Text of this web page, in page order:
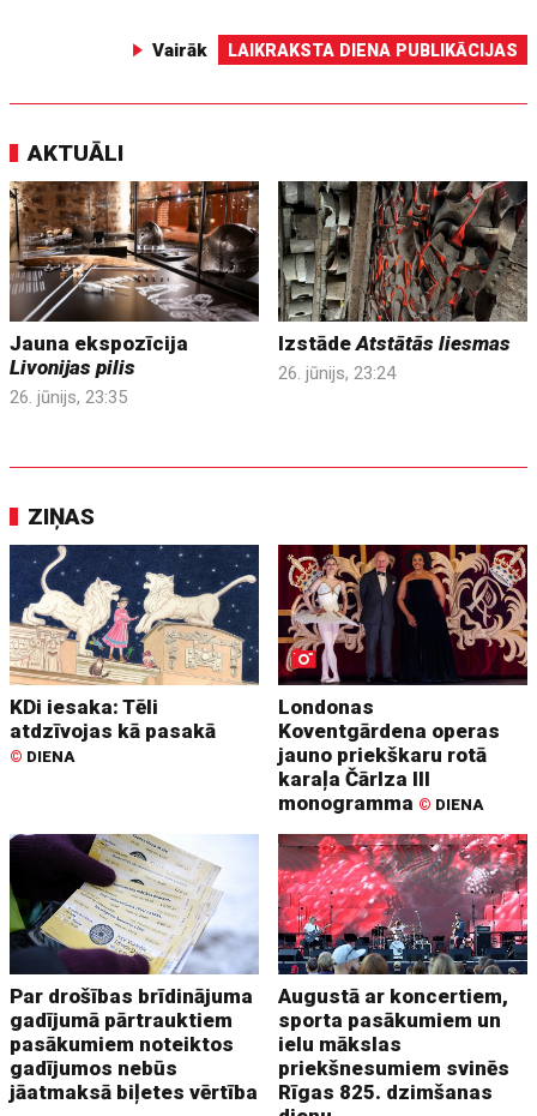
Vairāk LAIKRAKSTA DIENA PUBLIKĀCIJAS
AKTUĀLI
Jauna ekspozīcija
Livonijas pilis
26. jūnijs, 23:35
IzstādeAtstātās liesmas
26. jūnijs, 23:24
ZIŅAS
KDi iesaka: Tēli
atdzīvojas kā pasakā
© DIENA
Londonas
Koventgārdena operas
jauno priekškaru rotā
karaļa Čārlza III
monogramma © DIENA
Par drošības brīdinājuma
gadījumā pārtrauktiem
pasākumiem noteiktos
gadījumos nebūs
jāatmaksā biļetes vērtība
Augustā ar koncertiem,
sporta pasākumiem un
ielu mākslas
priekšnesumiem svinēs
Rīgas 825. dzimšanas